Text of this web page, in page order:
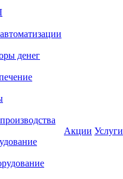
денег
Акции Услуги